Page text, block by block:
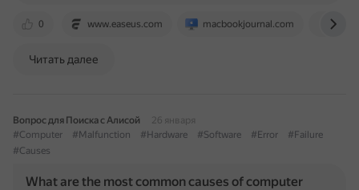
0 www.easeus.com macbookjournal.com
Читать далее
Вопрос для Поиска с Алисой
26 января
#Computer
#Malfunction #Hardware #Software #Error
#Failure
#Causes
What are the most common causes of computer